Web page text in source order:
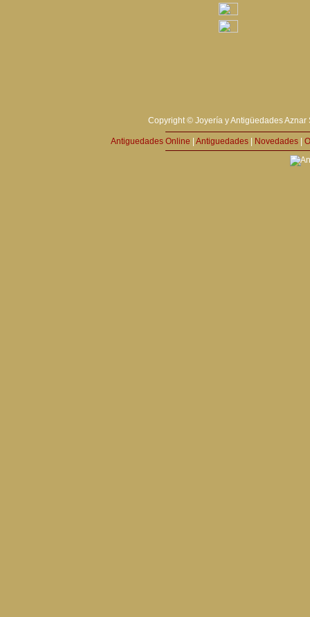
Copyright © Joyería y Antigüedades
Antiguedades Online Antiguedades Novedades